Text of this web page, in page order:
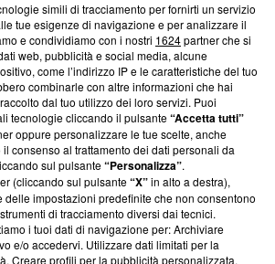
informazioni trasparenti su Blasting
editoriali e su come ci impegniamo a
Inoltre, afferma la nostra aderenza a
with Integrity’Blasting News non è
programma, ma ha richiesto di farne
ha ancora effettuato una verifica di
simili di tracciamento per fornirti un servizio
tue esigenze di navigazione e per analizzare il
e condividiamo con i nostri 1624partner che si
web, pubblicità e social media, alcune
come l’indirizzo IP e le caratteristiche del tuo
combinarle con altre informazioni che hai
dal tuo utilizzo dei loro servizi. Puoi
tecnologie cliccando il pulsante“Accetta tutti”
oppure personalizzare le tue scelte, anche
consenso al trattamento dei dati personali da
sul pulsante“Personalizza”.
(cliccando sul pulsante“X”in alto a destra),
delle impostazioni predefinite che non consentono
di tracciamento diversi dai tecnici.
i tuoi dati di navigazione per: Archiviare
e/o accedervi. Utilizzare dati limitati per la
Creare profili per la pubblicità personalizzata.